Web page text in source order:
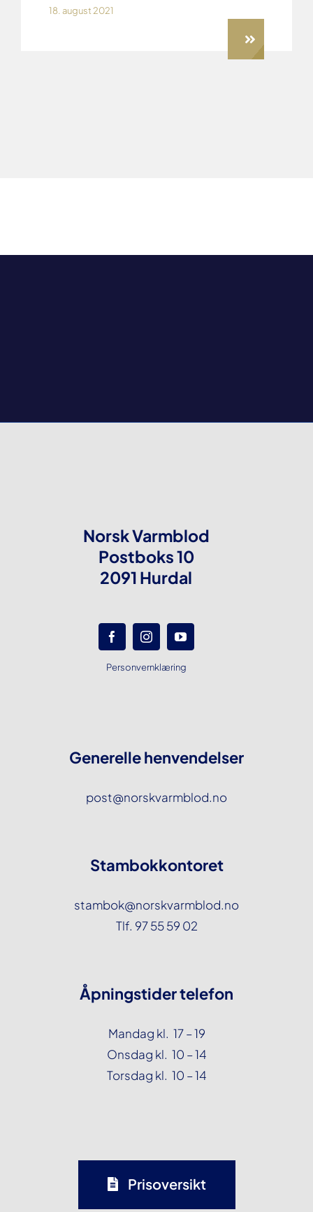
18. august 2021
Norsk Varmblod
Postboks 10
2091 Hurdal
Personvernklæring
Generelle henvendelser
post@norskvarmblod.no
Stambokkontoret
stambok@norskvarmblod.no
Tlf. 97 55 59 02
Åpningstider telefon
Mandag kl. 17 – 19
Onsdag kl. 10 – 14
Torsdag kl. 10 – 14
Prisoversikt